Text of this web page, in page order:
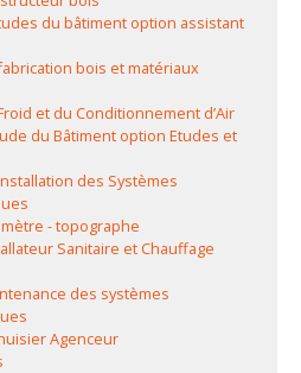
du bâtiment option assistant
bois et matériaux
et du Conditionnement d’Air
du Bâtiment option Etudes et
des Systèmes
- topographe
Sanitaire et Chauffage
des systèmes
Agenceur